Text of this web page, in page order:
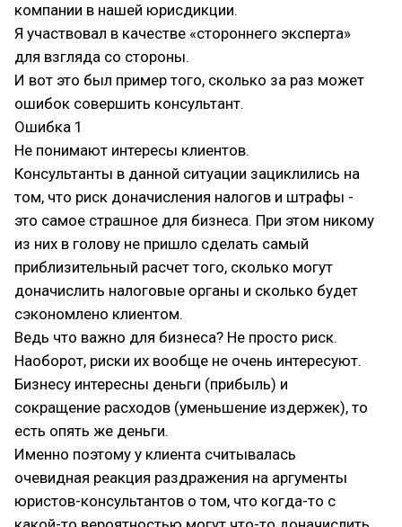
компании в нашей юрисдикции.
Я участвовал в качестве «стороннего эксперта»
для взгляда со стороны.
И вот это был пример того, сколько за раз может
ошибок совершить консультант.
Ошибка 1
Не понимают интересы клиентов.
Консультанты в данной ситуации зациклились на
том, что риск доначисления налогов и штрафы -
это самое страшное для бизнеса. При этом никому
из них в голову не пришло сделать самый
приблизительный расчет того, сколько могут
доначислить налоговые органы и сколько будет
сэкономлено клиентом.
Ведь что важно для бизнеса? Не просто риск.
Наоборот, риски их вообще не очень интересуют.
Бизнесу интересны деньги (прибыль) и
сокращение расходов (уменьшение издержек), то
есть опять же деньги.
Именно поэтому у клиента считывалась
очевидная реакция раздражения на аргументы
юристов-консультантов о том, что когда-то с